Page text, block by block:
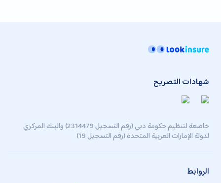
شهادات التصريح
خاضعة لتنظيم حكومة دبي (رقم التسجيل 2314479) والبنك المركزي
لدولة الإمارات العربية المتحدة (رقم التسجيل 19)
الروابط